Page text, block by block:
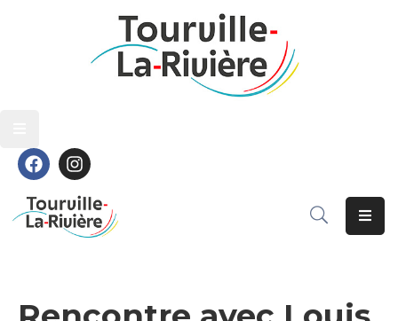
Découvrir
Grandir
S’épanouir
Contact
Grandir
S’épanouir
Contact